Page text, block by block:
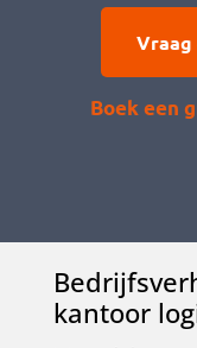
Boek een
kantoor